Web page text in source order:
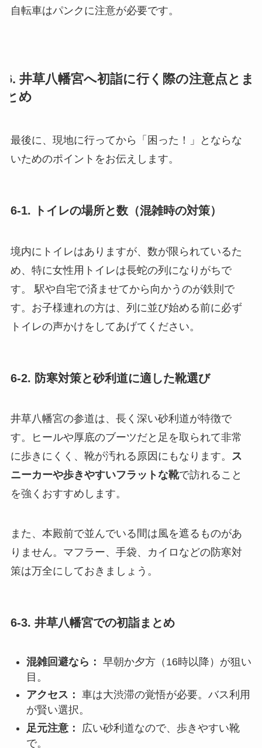
自転車はパンクに注意が必要です。
6. 井草八幡宮へ初詣に行く際の注意点とま
とめ
最後に、現地に行ってから「困った！」とならな
いためのポイントをお伝えします。
6-1. トイレの場所と数（混雑時の対策）
境内にトイレはありますが、数が限られているた
め、特に女性用トイレは長蛇の列になりがちで
す。 駅や自宅で済ませてから向かうのが鉄則で
す。お子様連れの方は、列に並び始める前に必ず
トイレの声かけをしてあげてください。
6-2. 防寒対策と砂利道に適した靴選び
井草八幡宮の参道は、長く深い砂利道が特徴で
す。ヒールや厚底のブーツだと足を取られて非常
に歩きにくく、靴が汚れる原因にもなります。 ス
ニーカーや歩きやすいフラットな靴で訪れること
を強くおすすめします。
また、本殿前で並んでいる間は風を遮るものがあ
りません。マフラー、手袋、カイロなどの防寒対
策は万全にしておきましょう。
6-3. 井草八幡宮での初詣まとめ
混雑回避なら： 早朝か夕方（16時以降）が狙い
目。
アクセス： 車は大渋滞の覚悟が必要。バス利用
が賢い選択。
足元注意：
広い砂利道なので、歩きやすい靴
で。